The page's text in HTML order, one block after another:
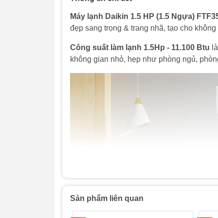
Máy lạnh Daikin 1.5 HP (1.5 Ngựa)
đẹp sang trọng & trang nhã, tạo cho
Công suất làm lạnh 1.5Hp - 11.100 Btu
không gian nhỏ, hẹp như phòng ngủ,
Sản phẩm liên quan